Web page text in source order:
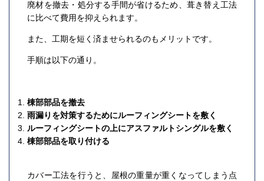
廃材を撤去・処分する手間が省けるため、葺き替え工法
に比べて費用を抑えられます。
また、工期を短く済ませられるのもメリットです。
手順は以下の通り。
棟部部品を撤去
雨漏りを対策するためにルーフィングシートを敷く
ルーフィングシートの上にアスファルトシングルを敷く
棟部部品を取り付ける
カバー工法を行うと、屋根の重量が重くなってしまう点